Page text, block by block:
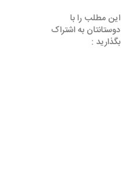
این مطلب را با
دوستانتان به اشتراک
بگذارید :